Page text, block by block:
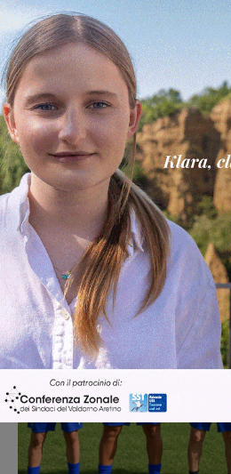
Articolo precedente
La Target Galli passeggia con il
Costone, la Number 8 sconfitta dal
Massa e Cozzile
Ultime Notizie